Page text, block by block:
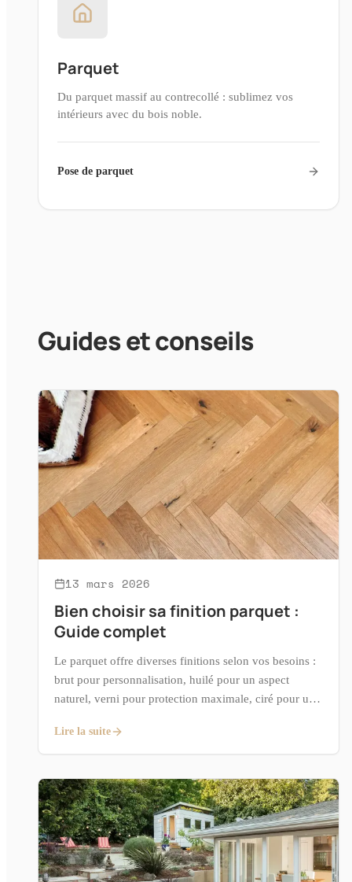
Parquet
Du parquet massif au contrecollé : sublimez vos
intérieurs avec du bois noble.
Pose de parquet
Guides et conseils
13 mars 2026
Bien choisir sa finition parquet :
Guide complet
Le parquet offre diverses finitions selon vos besoins :
brut pour personnalisation, huilé pour un aspect
naturel, verni pour protection maximale, ciré pour un
teinté pour une couleur unique. La certification INPA
garantit qualité et durabilité. Choisissez selon vos
Lire la suite